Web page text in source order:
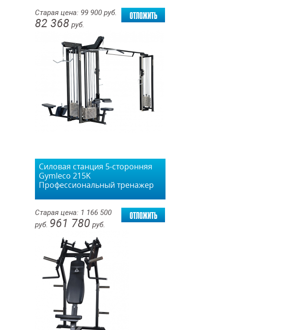
Старая цена: 99 900 руб.
82 368 руб.
отложить
Силовая станция 5-сторонняя
Gymleco 215K
Профессиональный тренажер
Старая цена: 1 166 500
руб. 961 780 руб.
отложить